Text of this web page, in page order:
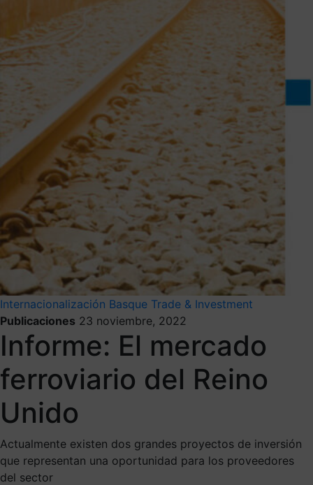
Internacionalización Basque Trade & Investment
Publicaciones 23 noviembre, 2022
Informe: El mercado
ferroviario del Reino
Unido
Actualmente existen dos grandes proyectos de inversión
que representan una oportunidad para los proveedores
del sector